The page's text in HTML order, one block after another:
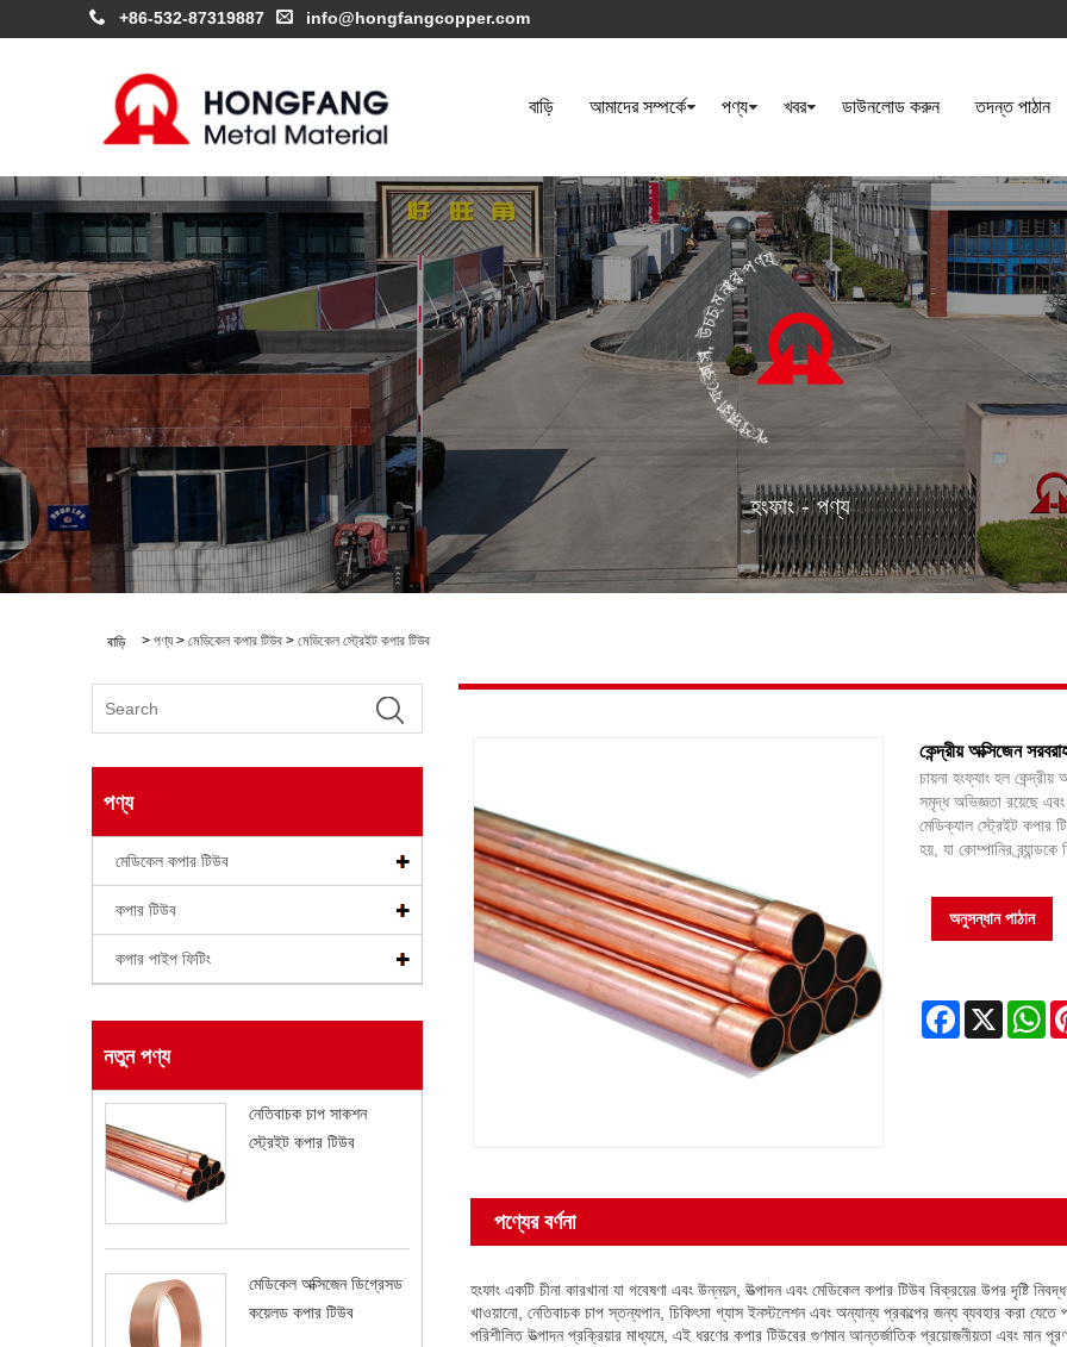
+86-532-87319887 info@hongfangcopper.com
বাড়ি আমাদের সম্পর্কে পণ্য খবর ডাউনলোড করুন তদন্ত পাঠান
পেশাদার ফোকাস, উচ্চ মানের পণ্য
হংফাং - পণ্য
বাড়ি > পণ্য> মেডিকেল কপার টিউব > মেডিকেল স্ট্রেইট কপার টিউব
পণ্য
মেডিকেল কপার টিউব
কপার টিউব
কপার পাইপ ফিটিং
নতুন পণ্য
নেতিবাচক চাপ সাকশন
স্ট্রেইট কপার টিউব
মেডিকেল অক্সিজেন ডিগ্রেসড
কয়েলড কপার টিউব
কেন্দ্রীয় অক্সিজেন
চায়না হংফ্যাং হল
সমৃদ্ধ অভিজ্ঞতা রয়েছে এবং
মেডিক্যাল স্ট্রেইট কপার
হয়, যা কোম্পানির
অনুসন্ধান পাঠান
Facebook
X
পণ্যের বর্ণনা
হংফাং একটি চীনা কারখানা যা গবেষণা এবং উন্নয়ন, উত্পাদন এবং মেডিকেল কপার টিউব বিক্রয়ের উপর দৃষ্টি
খাওয়ানো, নেতিবাচক চাপ স্তন্যপান, চিকিৎসা গ্যাস ইনস্টলেশন এবং অন্যান্য প্রকল্পের জন্য ব্যবহার করা যেতে
পরিশীলিত উত্পাদন প্রক্রিয়ার মাধ্যমে, এই ধরণের কপার টিউবের গুণমান আন্তর্জাতিক প্রয়োজনীয়তা এবং মান